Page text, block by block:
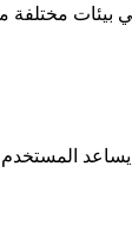
مختلفة